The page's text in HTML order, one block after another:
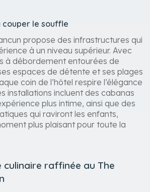
couper le souffle
propose des infrastructures qui
à un niveau supérieur. Avec
à débordement entourées de
espaces de détente et ses plages
coin de l’hôtel respire l’élégance
installations incluent des cabanas
plus intime, ainsi que des
qui raviront les enfants,
plus plaisant pour toute la
culinaire raffinée au The